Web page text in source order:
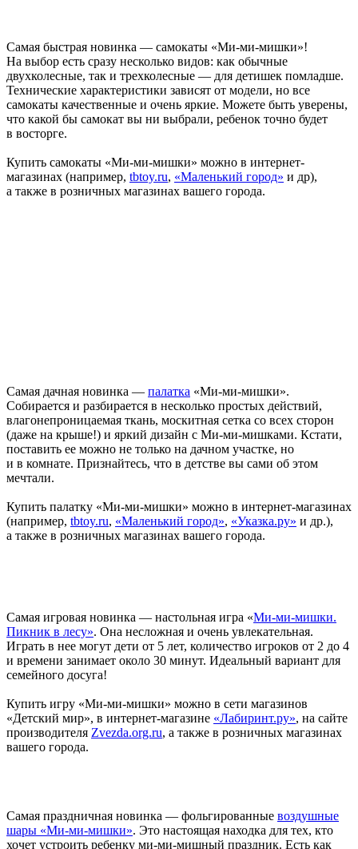
Самая быстрая новинка — самокаты «Ми-ми-мишки»!
На выбор есть сразу несколько видов: как обычные
двухколесные, так и трехколесные — для детишек помладше.
Технические характеристики зависят от модели, но все
самокаты качественные и очень яркие. Можете быть уверены,
что какой бы самокат вы ни выбрали, ребенок точно будет
в восторге.
Купить самокаты «Ми-ми-мишки» можно в интернет-
магазинах (например, tbtoy.ru, «Маленький город» и др),
а также в розничных магазинах вашего города.
Самая дачная новинка — палатка «Ми-ми-мишки».
Собирается и разбирается в несколько простых действий,
влагонепроницаемая ткань, москитная сетка со всех сторон
(даже на крыше!) и яркий дизайн с Ми-ми-мишками. Кстати,
поставить ее можно не только на дачном участке, но
и в комнате. Признайтесь, что в детстве вы сами об этом
мечтали.
Купить палатку «Ми-ми-мишки» можно в интернет-магазинах
(например, tbtoy.ru, «Маленький город», «Указка.ру» и др.),
а также в розничных магазинах вашего города.
Самая игровая новинка — настольная игра «Ми-ми-мишки.
Пикник в лесу». Она несложная и очень увлекательная.
Играть в нее могут дети от 5 лет, количество игроков от 2 до 4
и времени занимает около 30 минут. Идеальный вариант для
семейного досуга!
Купить игру «Ми-ми-мишки» можно в сети магазинов
«Детский мир», в интернет-магазине «Лабиринт.ру», на сайте
производителя Zvezda.org.ru, а также в розничных магазинах
вашего города.
Самая праздничная новинка — фольгированные воздушные
шары «Ми-ми-мишки». Это настоящая находка для тех, кто
хочет устроить ребенку ми-ми-мишный праздник. Есть как